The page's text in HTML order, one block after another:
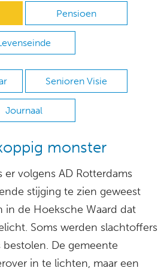
Pensioen
Senioren Visie
Journaal
monster
er volgens AD Rotterdams
stijging te zien geweest
in de Hoeksche Waard dat
Soms werden slachtoffers
De gemeente
in te lichten, maar een